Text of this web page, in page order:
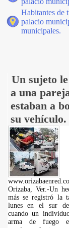
Habitantes de
palacio
municipales.
Un sujeto
a una
estaban a
su vehículo.
Orizaba, Ver.-Un
más se registró la
lunes en el sur
cuando un
arma de fuego